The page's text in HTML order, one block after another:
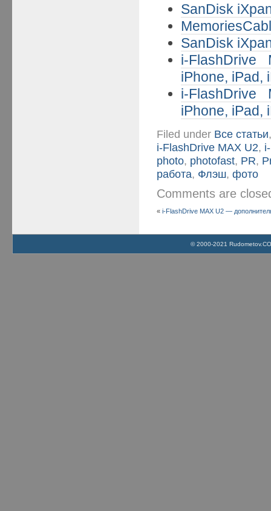
SanDisk
SanDisk
i-
iPhone, iPad,
i-
iPhone, iPad,
Filed under Все статьи
i-FlashDrive MAX U2,
photo, photofast, PR,
работа, Флэш,фото
Comments are
«i-FlashDrive MAX U2 —
© 2000-2021